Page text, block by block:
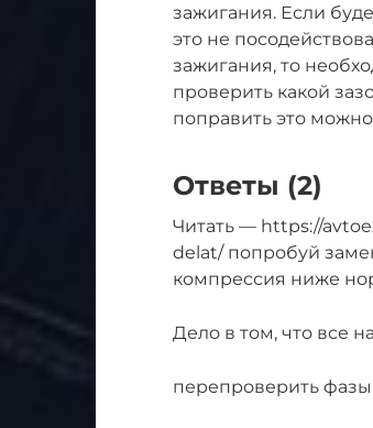
зажигания. Если
это не
зажигания, то
проверить какой
поправить это можно
Ответы (2)
Читать — https://
delat/ попробуй
компрессия ниже
Дело в том, что все
перепроверить